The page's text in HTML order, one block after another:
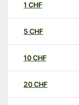
1 CHF
5 CHF
10CHF
20CHF